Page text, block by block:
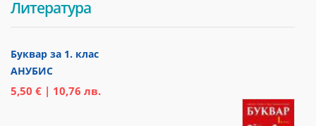
Литература
Буквар за 1. клас
АНУБИС
5,50 € | 10,76 лв.